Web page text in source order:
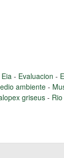
Eia - Evaluacion -
ambiente -
griseus -